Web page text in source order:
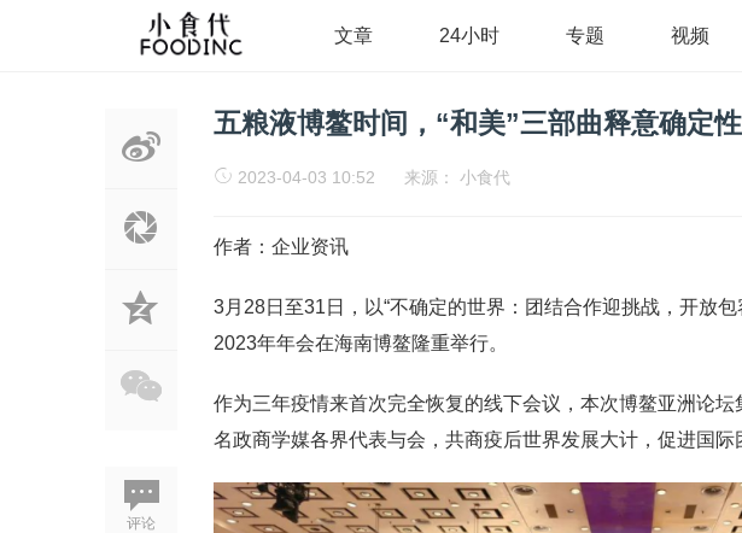
文章 24小时 专题 视频
评论
五粮液博鳌时间，“和美”三部曲释意确定性
2023-04-03 10:52 来源： 小食代
作者：企业资讯
3月28日至31日，以“不确定的世界：团结合作迎挑战，开放
2023年年会在海南博鳌隆重举行。
作为三年疫情来首次完全恢复的线下会议，本次博鳌亚洲论
名政商学媒各界代表与会，共商疫后世界发展大计，促进国际